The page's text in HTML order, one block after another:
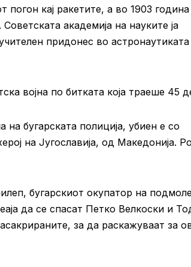
кај ракетите, а во 1903 година
академија на науките ја
придонес во
војна по битката која траеше 45
бугарската полиција, убиен е со
на Југославија, од Македонија.
бугарскиот окупатор на
да се спасат Петко Велкоски и
за да раскажуваат за